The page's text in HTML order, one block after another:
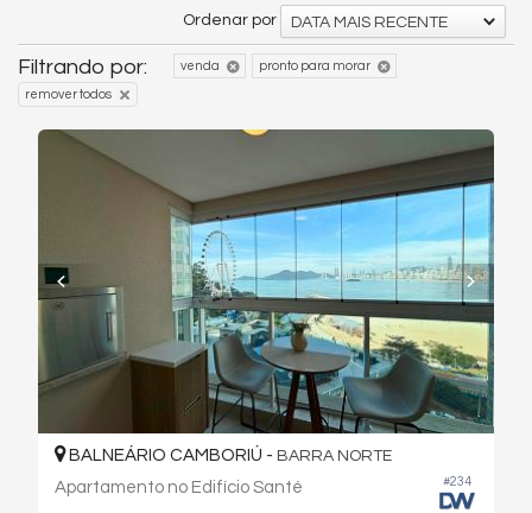
Ordenar por DATA MAIS RECENTE
Filtrando por: venda pronto para morar
remover todos
#234
BALNEÁRIO CAMBORIÚ - BARRA NORTE
Apartamento no Edifício Santé